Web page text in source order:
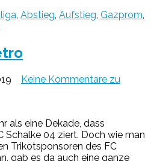
, Abstieg, Aufstieg, Gazprom,
Keine Kommentare zu
als eine Dekade, dass
Schalke 04 ziert. Doch wie man
Trikotsponsoren des FC
gab es da auch eine ganze